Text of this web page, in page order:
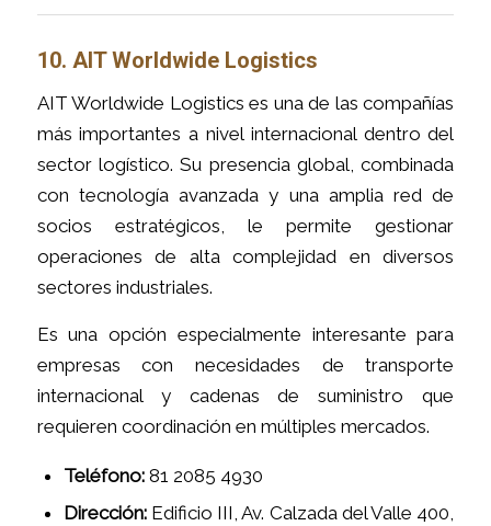
10. AIT Worldwide Logistics
AIT Worldwide Logistics es una de las compañías
más importantes a nivel internacional dentro del
sector logístico. Su presencia global, combinada
con tecnología avanzada y una amplia red de
socios estratégicos, le permite gestionar
operaciones de alta complejidad en diversos
sectores industriales.
Es una opción especialmente interesante para
empresas con necesidades de transporte
internacional y cadenas de suministro que
requieren coordinación en múltiples mercados.
Teléfono:81 2085 4930
Dirección:Edificio III, Av. Calzada del Valle 400,